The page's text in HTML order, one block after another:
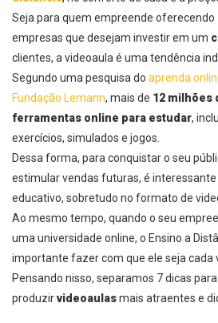
Seja para quem empreende oferecendo
empresas que desejam investir em um
clientes, a videoaula é uma tendência
Segundo uma pesquisa do
Fundação Lemann, mais de 12 milhões
ferramentas online para estudar,
exercícios, simulados e jogos.
Dessa forma, para conquistar o seu
estimular vendas futuras, é
educativo, sobretudo no formato de
Ao mesmo tempo, quando o seu
uma universidade online, o Ensino a
importante fazer com que ele seja cada
Pensando nisso, separamos 7 dicas
produzirvideoaulasmais atraentes e